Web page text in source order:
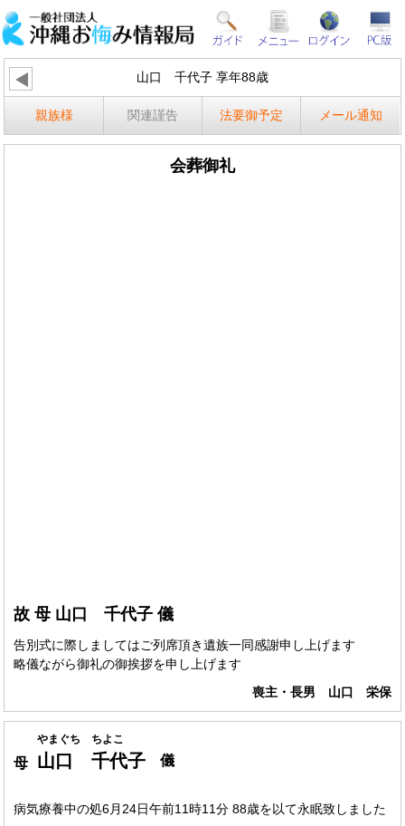
山口 千代子 享年88歳
親族様 関連謹告 法要御予定 メール通知
会葬御礼
故 母 山口 千代子 儀
告別式に際しましてはご列席頂き遺族一同感謝申し上げます
略儀ながら御礼の御挨拶を申し上げます
喪主・長男 山口 栄保
やまぐち ちよこ
母 山口 千代子 儀
病気療養中の処6月24日午前11時11分 88歳を以て永眠致しました